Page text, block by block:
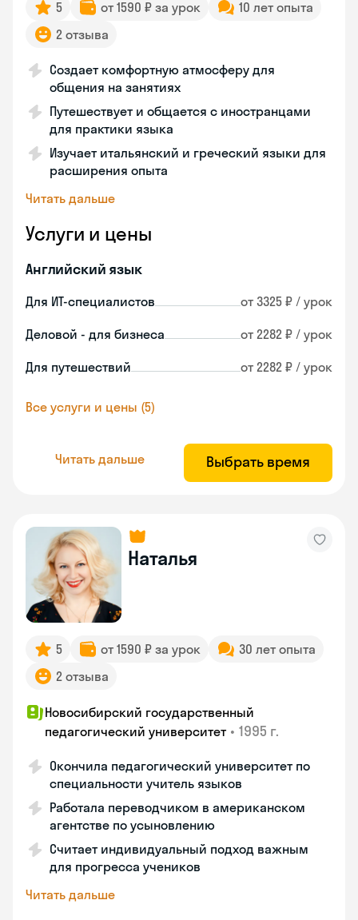
5 от 1590 ₽ за урок
10 лет опыта
2 отзыва
Создает комфортную атмосферу для
общения на занятиях
Путешествует и общается с иностранцами
для практики языка
Изучает итальянский и греческий языки для
расширения опыта
Читать дальше
Услуги и цены
Английский язык
Для ИТ-специалистов от 3325 ₽ / урок
Деловой - для бизнеса от 2282 ₽ / урок
Для путешествий от 2282 ₽ / урок
Все услуги и цены (5)
Читать дальше Выбрать время
Наталья
5 от 1590 ₽ за урок
30 лет опыта
2 отзыва
Новосибирский государственный
педагогический университет • 1995 г.
Окончила педагогический университет по
специальности учитель языков
Работала переводчиком в американском
агентстве по усыновлению
Считает индивидуальный подход важным
для прогресса учеников
Читать дальше